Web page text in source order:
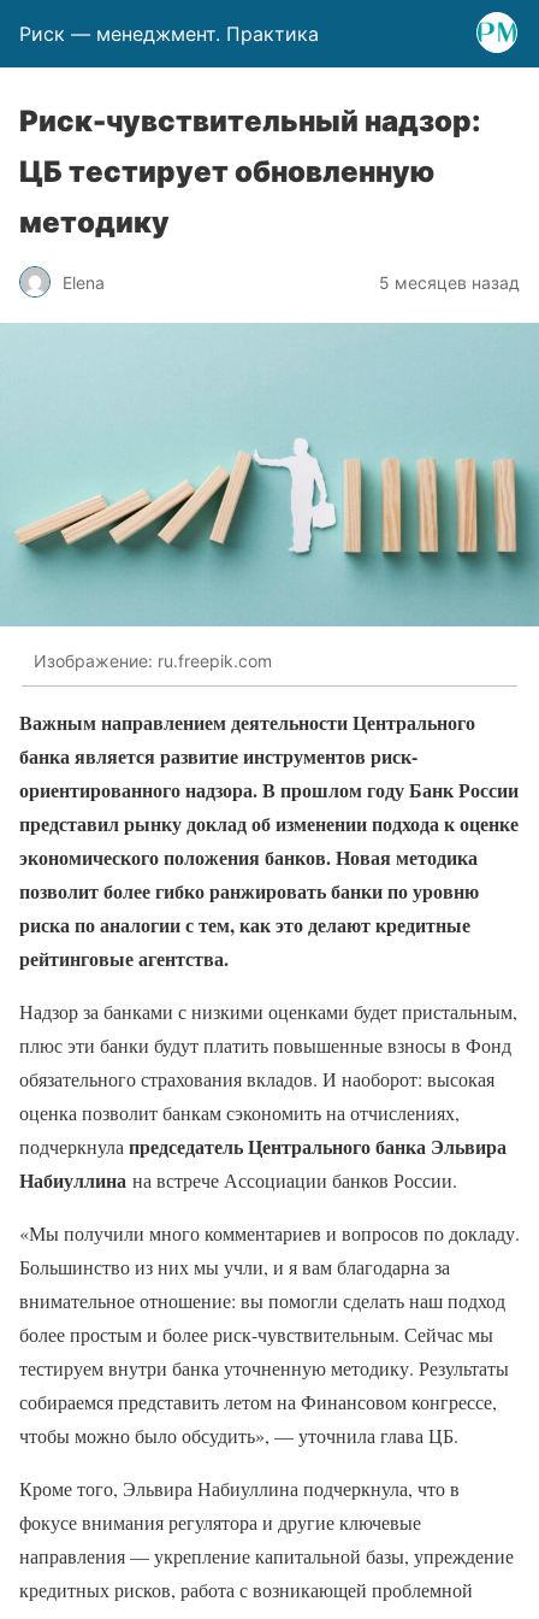
Риск — менеджмент. Практика
Риск-чувствительный надзор:
ЦБ тестирует обновленную
методику
Elena 5 месяцев назад
Изображение: ru.freepik.com
Важным направлением деятельности Центрального
банка является развитие инструментов риск-
ориентированного надзора. В прошлом году Банк России
представил рынку доклад об изменении подхода к оценке
экономического положения банков. Новая методика
позволит более гибко ранжировать банки по уровню
риска по аналогии с тем, как это делают кредитные
рейтинговые агентства.
Надзор за банками с низкими оценками будет пристальным,
плюс эти банки будут платить повышенные взносы в Фонд
обязательного страхования вкладов. И наоборот: высокая
оценка позволит банкам сэкономить на отчислениях,
подчеркнула председатель Центрального банка Эльвира
Набиуллина на встрече Ассоциации банков России.
«Мы получили много комментариев и вопросов по докладу.
Большинство из них мы учли, и я вам благодарна за
внимательное отношение: вы помогли сделать наш подход
более простым и более риск-чувствительным. Сейчас мы
тестируем внутри банка уточненную методику. Результаты
собираемся представить летом на Финансовом конгрессе,
чтобы можно было обсудить», — уточнила глава ЦБ.
Кроме того, Эльвира Набиуллина подчеркнула, что в
фокусе внимания регулятора и другие ключевые
направления — укрепление капитальной базы, упреждение
кредитных рисков, работа с возникающей проблемной